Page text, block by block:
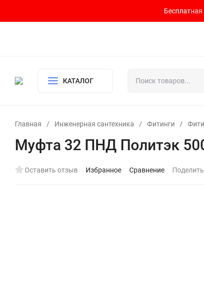
КАТАЛОГ
Главная / Инженерная сантехника / Фитинги /
Муфта 32 ПНД Политэк
Оставить отзыв Избранное Сравнение